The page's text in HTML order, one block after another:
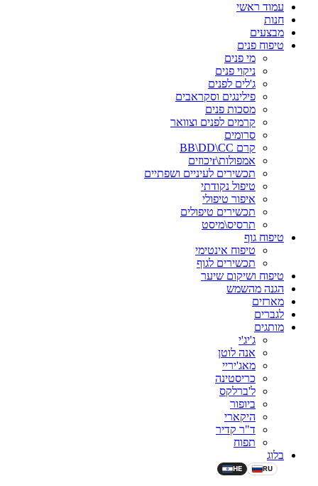
עמוד ראשי
חנות
מבצעים
טיפוח פנים
מי פנים
ניקוי פנים
ג'לים לפנים
פילינגים וסקראבים
מסכות פנים
קרמים לפנים וצוואר
סרומים
קרם BB\DD\CC
אמפולות\rיכוזים
תכשירים לעיניים ושפתיים
טיפול נקודתי
איפור טיפולי
תכשירים טיפולים
תרסיס\מיסט
טיפוח גוף
טיפוח אינטימי
תכשירים לגוף
טיפוח ושיקום שיער
הגנה מהשמש
מארזים
לגברים
מותגים
ג'יג'י
אנה לוטן
מאג'יריי
כריסטינה
ל'ברלקס
ביופור
היקארי
ד"ר קדיר
תפוח
בלוג
HE RU